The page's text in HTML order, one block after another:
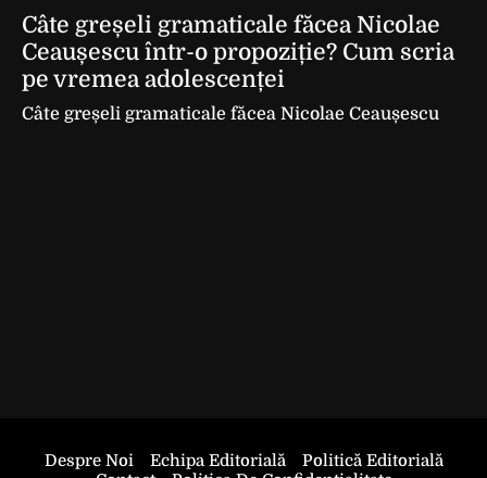
Câte greșeli gramaticale făcea Nicolae
Ceaușescu într-o propoziție? Cum scria
pe vremea adolescenței
Câte greșeli gramaticale făcea Nicolae Ceaușescu
Despre Noi Echipa Editorială
Politică Editorială